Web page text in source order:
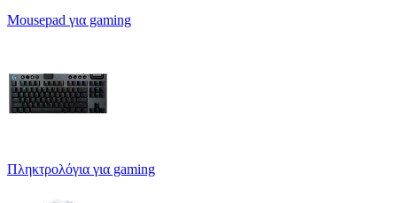
Mousepad για gaming
Πληκτρολόγια για gaming